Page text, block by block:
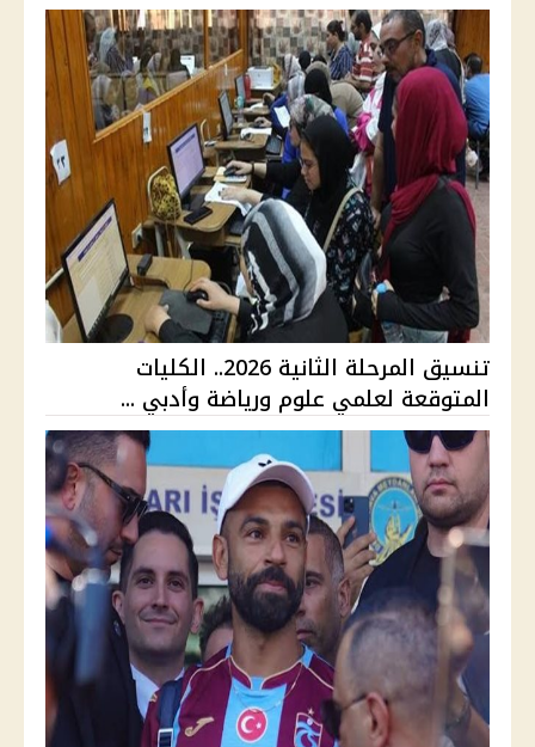
تنسيق المرحلة الثانية 2026.. الكليات
المتوقعة لعلمي علوم ورياضة وأدبي ...